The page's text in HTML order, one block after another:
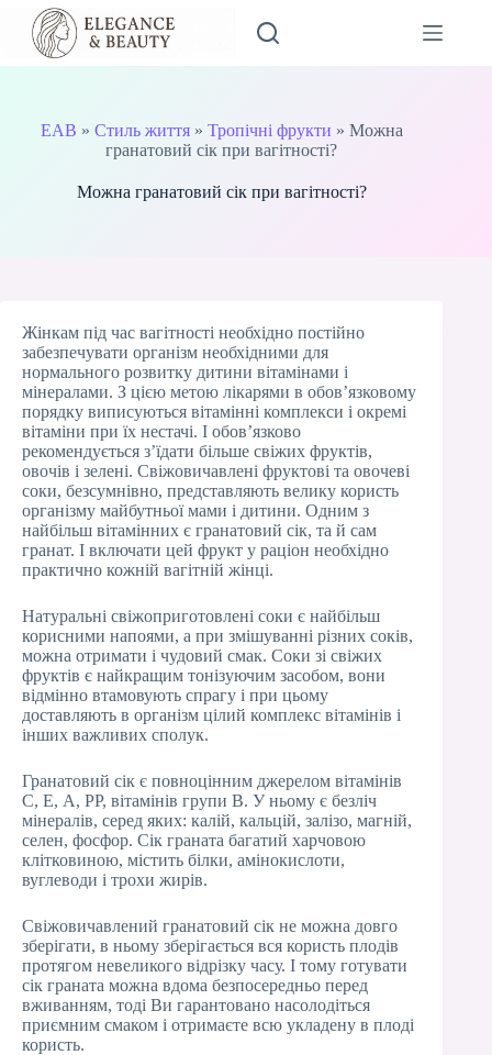
Перейти
вмісту
EAB » Стиль життя» Тропічні фрукти » Можна
гранатовий сік при вагітності?
Можна гранатовий сік при вагітності?
Жінкам під час вагітності необхідно постійно
забезпечувати організм необхідними для
нормального розвитку дитини вітамінами і
мінералами. З цією метою лікарями в обов’язковому
порядку виписуються вітамінні комплекси і окремі
вітаміни при їх нестачі. І обов’язково
рекомендується з’їдати більше свіжих фруктів,
овочів і зелені. Свіжовичавлені фруктові та овочеві
соки, безсумнівно, представляють велику користь
організму майбутньої мами і дитини. Одним з
найбільш вітамінних є гранатовий сік, та й сам
гранат. І включати цей фрукт у раціон необхідно
практично кожній вагітній жінці.
Натуральні свіжоприготовлені соки є найбільш
корисними напоями, а при змішуванні різних соків,
можна отримати і чудовий смак. Соки зі свіжих
фруктів є найкращим тонізуючим засобом, вони
відмінно втамовують спрагу і при цьому
доставляють в організм цілий комплекс вітамінів і
інших важливих сполук.
Гранатовий сік є повноцінним джерелом вітамінів
С, Е, А, РР, вітамінів групи В. У ньому є безліч
мінералів, серед яких: калій, кальцій, залізо, магній,
селен, фосфор. Сік граната багатий харчовою
клітковиною, містить білки, амінокислоти,
вуглеводи і трохи жирів.
Свіжовичавлений гранатовий сік не можна довго
зберігати, в ньому зберігається вся користь плодів
протягом невеликого відрізку часу. І тому готувати
сік граната можна вдома безпосередньо перед
вживанням, тоді Ви гарантовано насолодіться
приємним смаком і отримаєте всю укладену в плоді
користь.